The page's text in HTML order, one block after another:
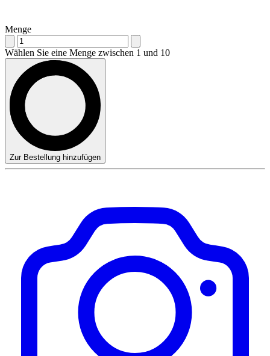
Menge
Wählen Sie eine Menge zwischen 1 und 10
Zur Bestellung hinzufügen